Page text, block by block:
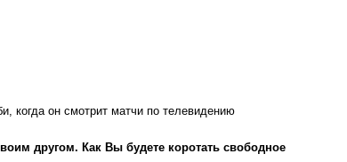
когда он смотрит матчи по телевидению
другом. Как Вы будете коротать свободное